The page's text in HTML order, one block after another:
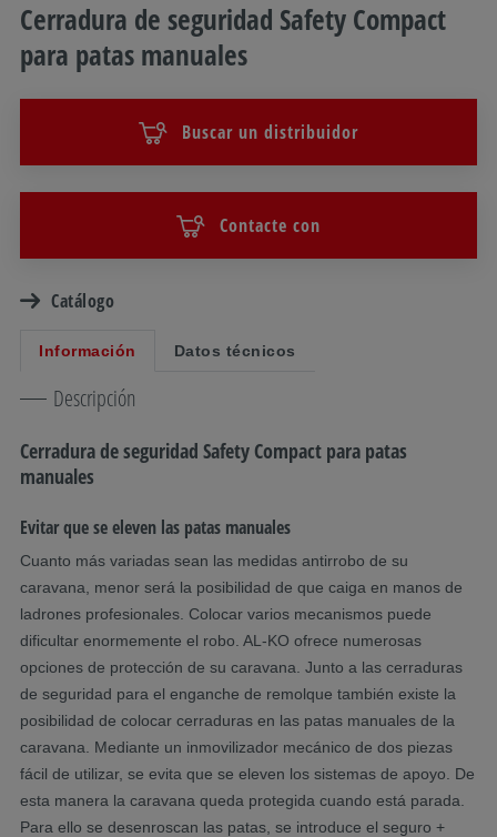
Cerradura de seguridad Safety Compact
para patas manuales
Buscar un distribuidor
Contacte con
Catálogo
Información Datos técnicos
Descripción
Cerradura de seguridad Safety Compact para patas
manuales
Evitar que se eleven las patas manuales
Cuanto más variadas sean las medidas antirrobo de su
caravana, menor será la posibilidad de que caiga en manos de
ladrones profesionales. Colocar varios mecanismos puede
dificultar enormemente el robo. AL-KO ofrece numerosas
opciones de protección de su caravana. Junto a las cerraduras
de seguridad para el enganche de remolque también existe la
posibilidad de colocar cerraduras en las patas manuales de la
caravana. Mediante un inmovilizador mecánico de dos piezas
fácil de utilizar, se evita que se eleven los sistemas de apoyo. De
esta manera la caravana queda protegida cuando está parada.
Para ello se desenroscan las patas, se introduce el seguro +